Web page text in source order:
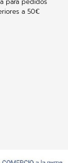
a 50€